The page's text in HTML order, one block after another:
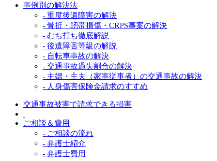
事例別の解決法
- 重度後遺障害の解決
- 骨折・靭帯損傷・CRPS事案の解決
- むち打ち徹底解説
- 後遺障害等級の解説
- 自転車事故の解決
- 交通事故過失割合の解決
- 主婦・主夫（家事従事者）の交通事故の解決
- 人身傷害保険金請求のすすめ
交通事故被害で請求できる損害
ご相談＆費用
- ご相談の流れ
- 弁護士紹介
- 弁護士費用